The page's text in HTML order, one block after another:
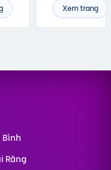
Xem trang
Bình
Răng